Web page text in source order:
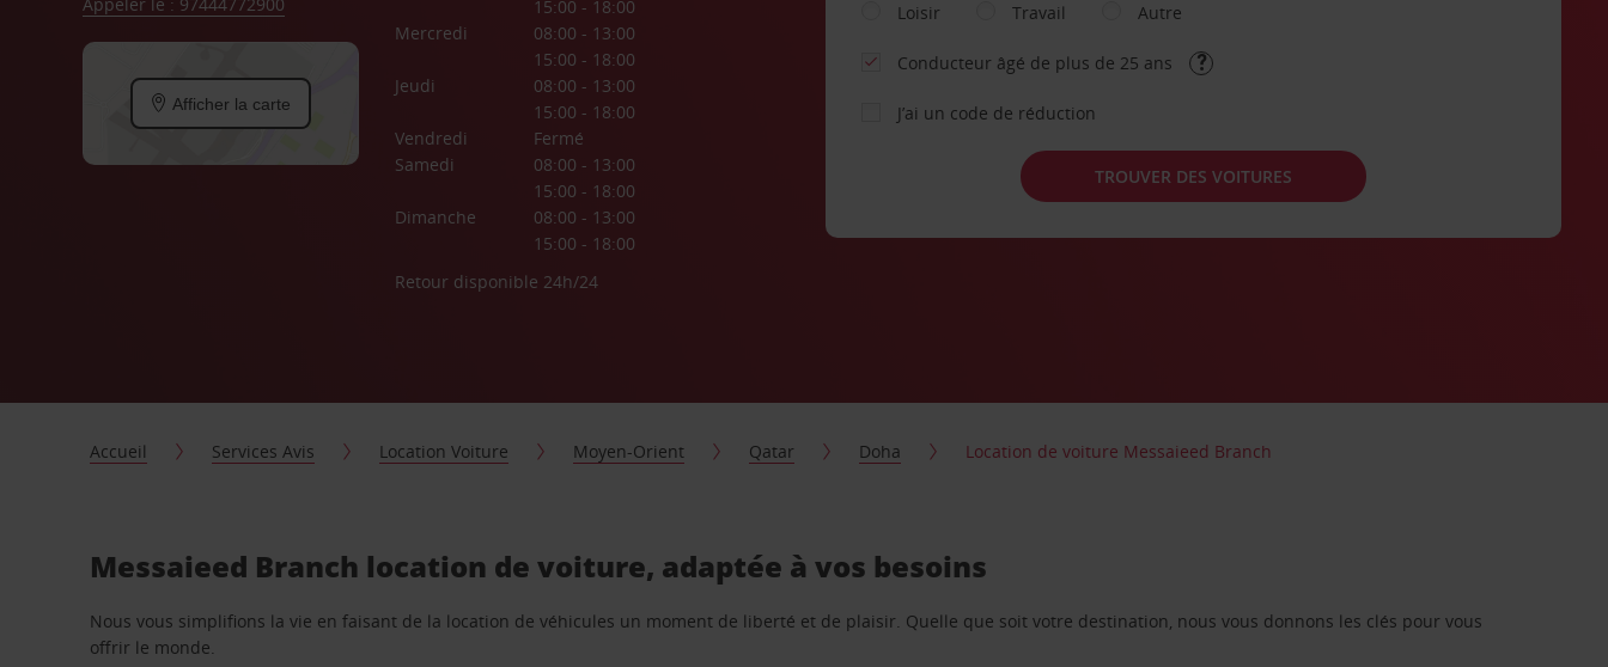
Afficher la carte
15:00 - 18:00
Mercredi
08:00 - 13:00
15:00 - 18:00
Jeudi
08:00 - 13:00
15:00 - 18:00
Vendredi
Fermé
Samedi
08:00 - 13:00
15:00 - 18:00
Dimanche
08:00 - 13:00
15:00 - 18:00
Retour disponible 24h/24
Loisir
Travail Autre
Conducteur âgé de plus de 25 ans
J’ai un code de réduction
TROUVER DES VOITURES
Accueil Services Avis Location Voiture Moyen-Orient Qatar Doha Location de voiture Messaieed Branch
Messaieed Branch location de voiture, adaptée à vos besoins
Nous vous simplifions la vie en faisant de la location de véhicules un moment de liberté et de plaisir. Quelle que soit votre destination, nous vous donnons les clés pour vous
offrir le monde.